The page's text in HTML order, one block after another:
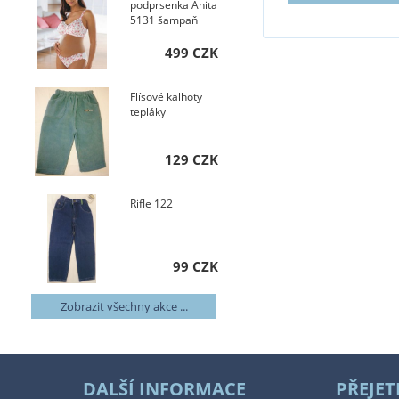
podprsenka Anita
5131 šampaň
499 CZK
Flísové kalhoty
tepláky
129 CZK
Rifle 122
99 CZK
Zobrazit všechny akce ...
DALŠÍ INFORMACE